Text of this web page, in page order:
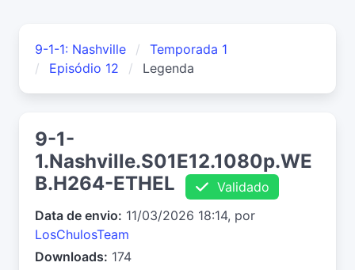
9-1-1: Nashville
Temporada 1
Episódio 12
Legenda
9-1-
1.Nashville.S01E12.1080p.WE
B.H264-ETHEL
Validado
Data de envio: 11/03/2026 18:14, por
LosChulosTeam
Downloads: 174